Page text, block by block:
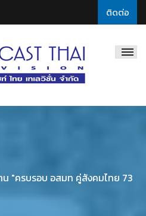
ติดต่อ
"ครบรอบ อสมท คู่สังคมไทย 73